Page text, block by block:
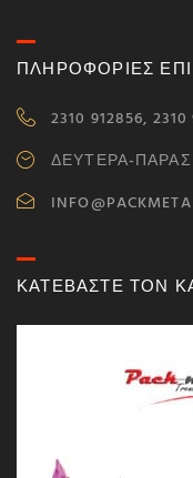
ΠΛΗΡΟΦΟΡΙΕΣ
2310 912856, 2310
ΔΕΥΤΕΡΑ-
ΚΑΤΕΒΑΣΤΕ ΤΟΝ